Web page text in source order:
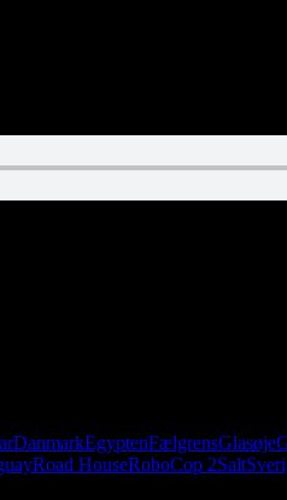
DanmarkEgyptenFælgrensGlasøje
Road HouseRoboCop 2Salt